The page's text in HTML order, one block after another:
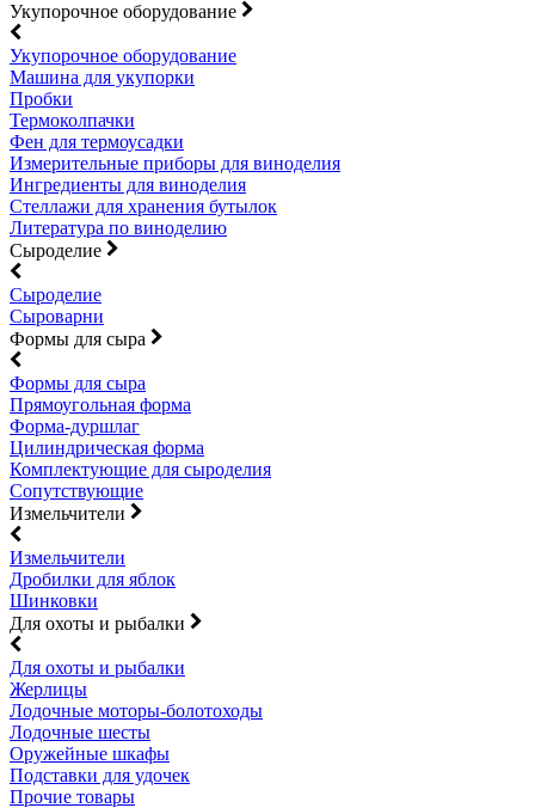
Укупорочное оборудование
Укупорочное оборудование
Машина для укупорки
Пробки
Термоколпачки
Фен для термоусадки
Измерительные приборы для виноделия
Ингредиенты для виноделия
Стеллажи для хранения бутылок
Литература по виноделию
Сыроделие
Сыроделие
Сыроварни
Формы для сыра
Формы для сыра
Прямоугольная форма
Форма-дуршлаг
Цилиндрическая форма
Комплектующие для сыроделия
Сопутствующие
Измельчители
Измельчители
Дробилки для яблок
Шинковки
Для охоты и рыбалки
Для охоты и рыбалки
Жерлицы
Лодочные моторы-болотоходы
Лодочные шесты
Оружейные шкафы
Подставки для удочек
Прочие товары